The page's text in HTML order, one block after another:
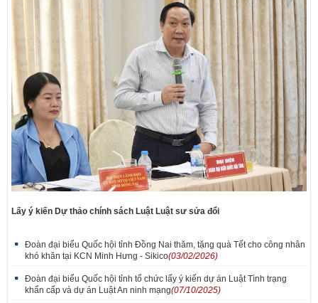
Lấy ý kiến Dự thảo chính sách Luật Luật sư sửa đổi
Đoàn đại biểu Quốc hội tỉnh Đồng Nai thăm, tặng quà Tết cho công nhân
khó khăn tại KCN Minh Hưng - Sikico(03/02/2026)
Đoàn đại biểu Quốc hội tỉnh tổ chức lấy ý kiến dự án Luật Tình trạng
khẩn cấp và dự án Luật An ninh mạng(07/10/2025)